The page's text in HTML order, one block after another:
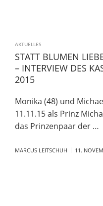
AKTUELLES
STATT BLUMEN
– INTERVIEW DES
2015
Monika (48) und
11.11.15 als Prinz
das Prinzenpaar der …
MARCUS LEITSCHUH 11.